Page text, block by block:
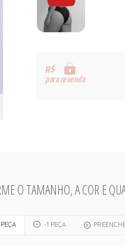
R$
para revenda
O TAMANHO, A COR E
-1 PEÇA